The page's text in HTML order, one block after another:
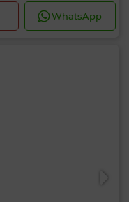
WhatsApp